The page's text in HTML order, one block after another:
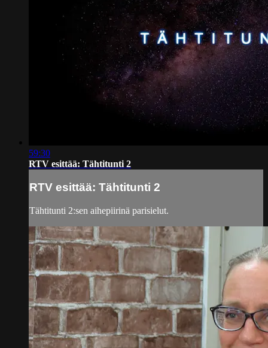
59:30
RTV esittää: Tähtitunti 2
RTV esittää: Tähtitunti 2
Tähtitunti 2:sen aihepiirinä parisielut.